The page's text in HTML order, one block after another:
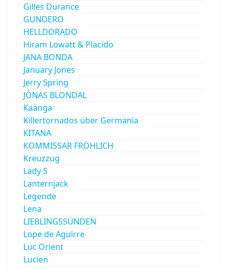
Gilles Durance
GUNDERO
HELLDORADO
Hiram Lowatt & Placido
JANA BONDA
January Jones
Jerry Spring
JÓNAS BLONDAL
Kaänga
Killertornados über Germania
KITANA
KOMMISSAR FRÖHLICH
Kreuzzug
Lady S
Lanternjack
Legende
Lena
LIEBLINGSSÜNDEN
Lope de Aguirre
Luc Orient
Lucien